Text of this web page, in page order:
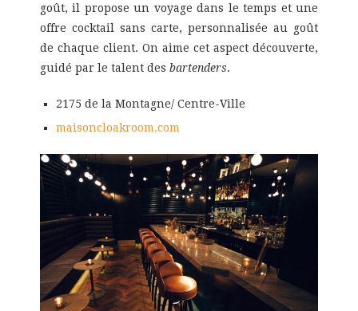
goût, il propose un voyage dans le temps et une
offre cocktail sans carte, personnalisée au goût
de chaque client. On aime cet aspect découverte,
guidé par le talent des bartenders.
2175 de la Montagne/ Centre-Ville
maisoncloakroom.com